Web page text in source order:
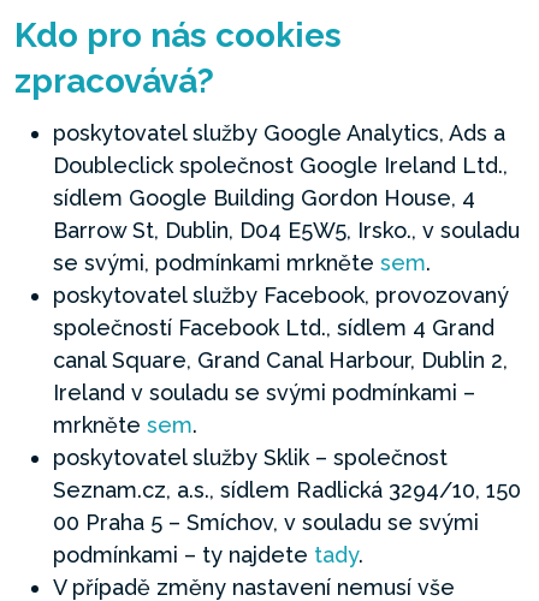
Kdo pro nás cookies
zpracovává?
poskytovatel služby Google Analytics, Ads a
Doubleclick společnost Google Ireland Ltd.,
sídlem Google Building Gordon House, 4
Barrow St, Dublin, D04 E5W5, Irsko., v souladu
se svými, podmínkami mrkněte sem.
poskytovatel služby Facebook, provozovaný
společností Facebook Ltd., sídlem 4 Grand
canal Square, Grand Canal Harbour, Dublin 2,
Ireland v souladu se svými podmínkami –
mrkněte sem.
poskytovatel služby Sklik – společnost
Seznam.cz, a.s., sídlem Radlická 3294/10, 150
00 Praha 5 – Smíchov, v souladu se svými
podmínkami – ty najdete tady.
V případě změny nastavení nemusí vše